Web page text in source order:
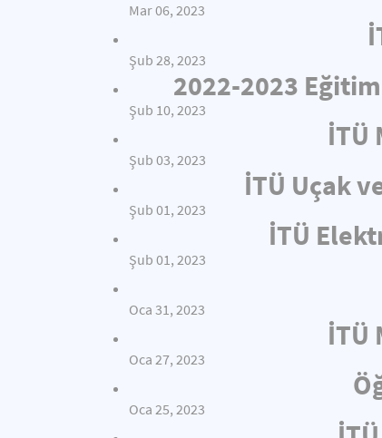
Mar 06, 2023
Şub 28, 2023
2022-2023 Eğitim
Şub 10, 2023
İTÜ
Şub 03, 2023
İTÜ Uçak
Şub 01, 2023
İTÜ
Şub 01, 2023
Oca 31, 2023
İTÜ
Oca 27, 2023
Oca 25, 2023